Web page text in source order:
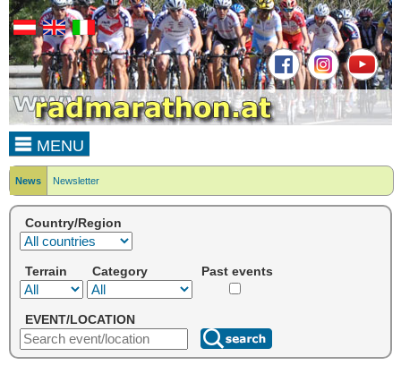
MENU
News Newsletter
Country/Region
Terrain Category Past events
EVENT/LOCATION